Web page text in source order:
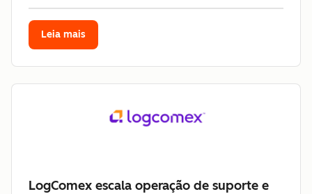
Leia mais
LogComex escala operação de suporte e